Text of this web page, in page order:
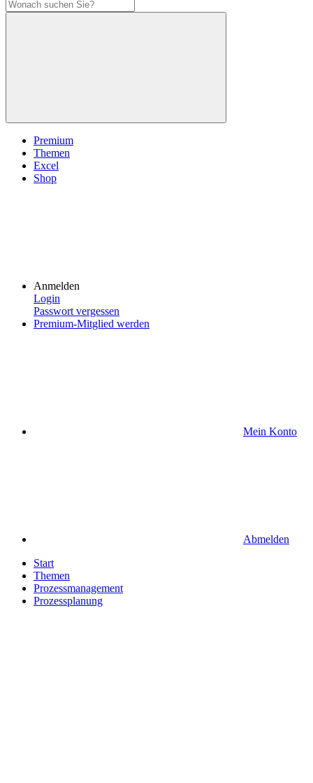
Premium
Themen
Excel
Shop
Anmelden
Login
Passwort vergessen
Premium-Mitglied werden
Mein Konto
Abmelden
Start
Themen
Prozessmanagement
Prozessplanung